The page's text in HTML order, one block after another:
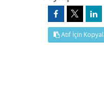
Atıf İçin